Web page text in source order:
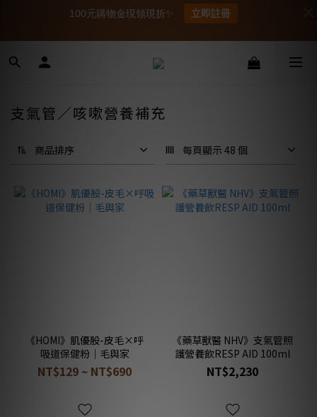
支氣管／咳嗽營養補充
商品排序 每頁顯示 48 個
《HOMI》肌優股-皮毛×呼
吸道保健粉｜毛與家
NT$129 ~ NT$690
《藥草獸醫 NHV》支氣管照
護營養飲RESP AID 100ml
NT$2,230
100元購物金現領現折✨ 立即註冊